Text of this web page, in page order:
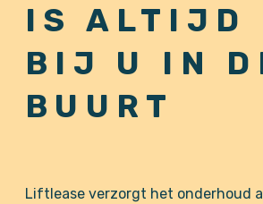
IS ALTIJD
BIJ U IN
BUURT
Liftlease verzorgt het onderhoud